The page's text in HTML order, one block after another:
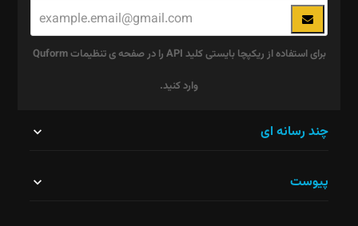
برای استفاده از ریکپچا بایستی کلید API را در صفحه ی تنظیمات Quform
وارد کنید.
نباید
چند رسانه ای
پیوست